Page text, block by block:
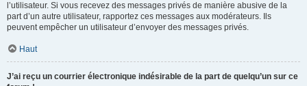
l’utilisateur. Si vous recevez des messages privés de manière abusive de la
part d’un autre utilisateur, rapportez ces messages aux modérateurs. Ils
peuvent empêcher un utilisateur d’envoyer des messages privés.
Haut
J’ai reçu un courrier électronique indésirable de la part de quelqu’un sur ce